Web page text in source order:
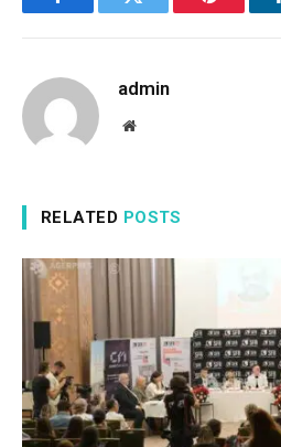
FacebookTwitter Pinterest
admin
Website
RELATED POSTS